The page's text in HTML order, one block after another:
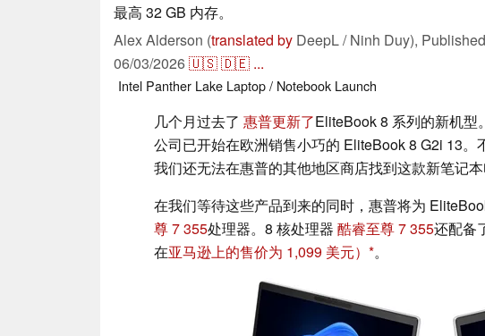
最高 32 GB 内存。
Alex Alderson (translated by DeepL / Ninh Duy), Published
06/03/2026🇺🇸🇩🇪 ...
Intel Panther Lake Laptop / Notebook Launch
几个月过去了 惠普更新了EliteBook 8 系列的新机型
公司已开始在欧洲销售小巧的 EliteBook 8 G2i 13。
我们还无法在惠普的其他地区商店找到这款新笔记本
在我们等待这些产品到来的同时，惠普将为
尊 7 355处理器。8 核处理器 酷睿至尊 7 355还配备
在亚马逊上的售价为 1,099 美元） 。